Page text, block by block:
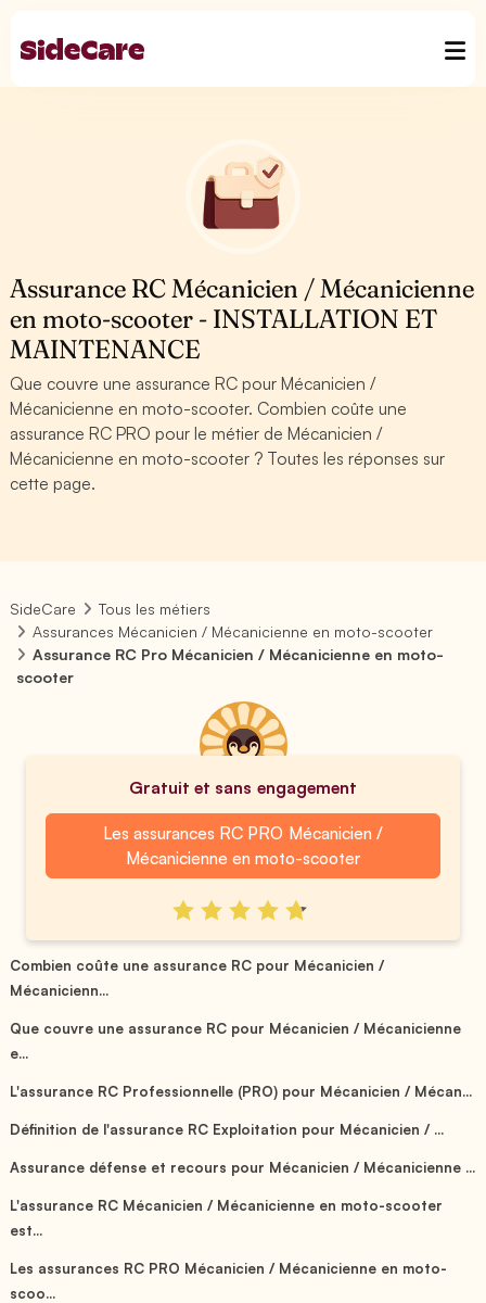
Assurance RC Mécanicien / Mécanicienne
en moto-scooter - INSTALLATION ET
MAINTENANCE
Que couvre une assurance RC pour Mécanicien /
Mécanicienne en moto-scooter. Combien coûte une
assurance RC PRO pour le métier de Mécanicien /
Mécanicienne en moto-scooter ? Toutes les réponses sur
cette page.
SideCare
Tous les métiers
Assurances Mécanicien / Mécanicienne en moto-scooter
Assurance RC Pro Mécanicien / Mécanicienne en moto-
scooter
Gratuit et sans engagement
Les assurances RC PRO Mécanicien /
Mécanicienne en moto-scooter
Combien coûte une assurance RC pour Mécanicien /
Mécanicienn...
Que couvre une assurance RC pour Mécanicien / Mécanicienne
e...
L'assurance RC Professionnelle (PRO) pour Mécanicien / Mécan...
Définition de l'assurance RC Exploitation pour Mécanicien / ...
Assurance défense et recours pour Mécanicien / Mécanicienne ...
L'assurance RC Mécanicien / Mécanicienne en moto-scooter
est...
Les assurances RC PRO Mécanicien / Mécanicienne en moto-
scoo...